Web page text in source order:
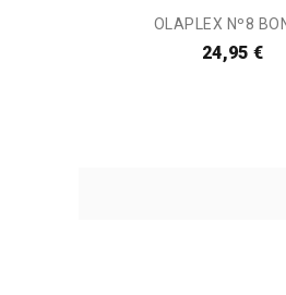
OLAPLEX Nº8
24,95 €